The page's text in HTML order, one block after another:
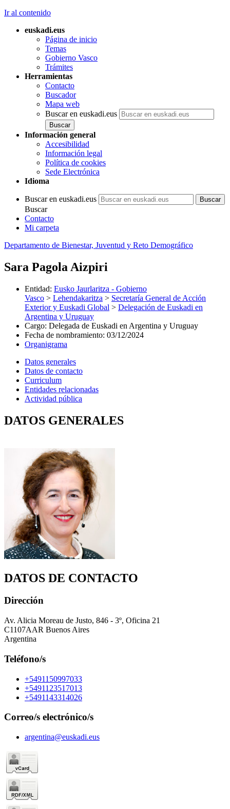
Ir al contenido
euskadi.eus
Página de inicio
Temas
Gobierno Vasco
Trámites
Herramientas
Contacto
Buscador
Mapa web
Buscar en euskadi.eus
Información general
Accesibilidad
Información legal
Política de cookies
Sede Electrónica
Idioma
Buscar en euskadi.eus
Buscar
Contacto
Mi carpeta
Departamento de Bienestar, Juventud y Reto Demográfico
Sara Pagola Aizpiri
Entidad: Eusko Jaurlaritza - Gobierno
Vasco > Lehendakaritza > Secretaría General de Acción
Exterior y Euskadi Global > Delegación de Euskadi en
Argentina y Uruguay
Cargo: Delegada de Euskadi en Argentina y Uruguay
Fecha de nombramiento: 03/12/2024
Organigrama
Datos generales
Datos de contacto
Curriculum
Entidades relacionadas
Actividad pública
DATOS GENERALES
DATOS DE CONTACTO
Dirección
Av. Alicia Moreau de Justo, 846 - 3º, Oficina 21
C1107AAR Buenos Aires
Argentina
Teléfono/s
+5491150997033
+5491123517013
+5491143314026
Correo/s electrónico/s
argentina@euskadi.eus